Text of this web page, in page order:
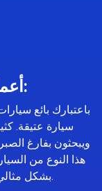
أعمال السيارات العتيقة:
باعتبارك بائع
سيارة عتيقة.
ويبحثون بفارغ
هذا النوع من
بشكل مثالي أعمالك المتعلقة بالسيارات العتيقة.